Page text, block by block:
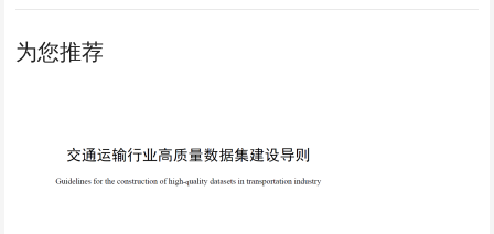
为您推荐